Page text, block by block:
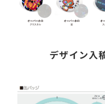
デザイン入